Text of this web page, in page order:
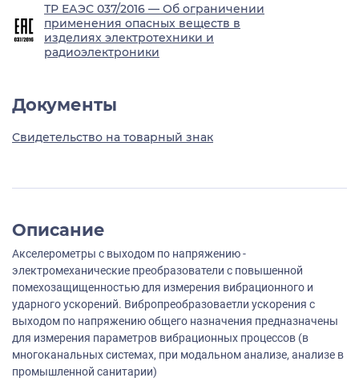
ТР ЕАЭС 037/2016 — Об ограничении
применения опасных веществ в
изделиях электротехники и
радиоэлектроники
Документы
Свидетельство на товарный знак
Описание
Акселерометры с выходом по напряжению -
электромеханические преобразователи с повышенной
помехозащищенностью для измерения вибрационного и
ударного ускорений. Вибропреобразоваетли ускорения с
выходом по напряжению общего назначения предназначены
для измерения параметров вибрационных процессов (в
многоканальных системах, при модальном анализе, анализе в
промышленной санитарии)